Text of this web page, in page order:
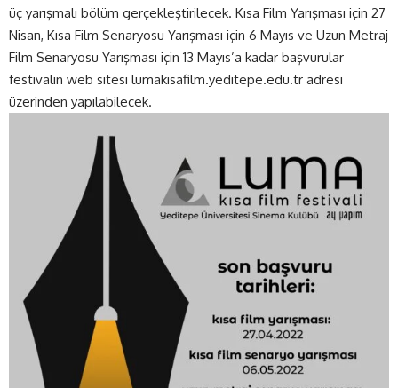
üç yarışmalı bölüm gerçekleştirilecek. Kısa Film Yarışması için 27
Nisan, Kısa Film Senaryosu Yarışması için 6 Mayıs ve Uzun Metraj
Film Senaryosu Yarışması için 13 Mayıs’a kadar başvurular
festivalin web sitesi lumakisafilm.yeditepe.edu.tr adresi
üzerinden yapılabilecek.